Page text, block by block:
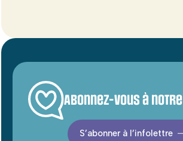
Abonnez-vous à
S’abonner à l’infolettre